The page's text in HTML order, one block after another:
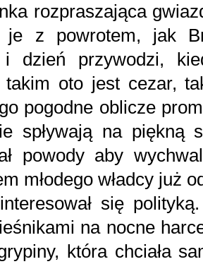
rozpraszająca
je z powrotem, jak
i dzień przywodzi,
takim oto jest cezar,
pogodne oblicze
spływają na piękną
powody aby
młodego władcy już
się
na nocne
która chciała